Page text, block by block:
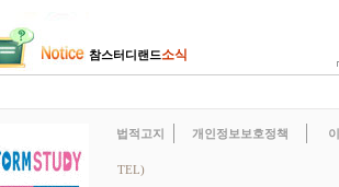
참스터디랜드소식
법적고지 개인정보보호정책
TEL)